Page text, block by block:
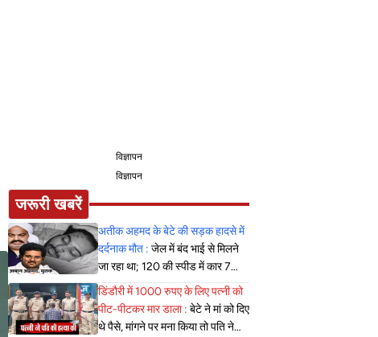
विज्ञापन
विज्ञापन
जरूरी खबरें
अतीक अहमद के बेटे की सड़क हादसे में
दर्दनाक मौत : जेल में बंद भाई से मिलने
जा रहा था; 120 की स्पीड में कार 7
फीट उछली, दम तोड़ने से पहले बोला-
मुझे बचा लो...
डिंडौरी में 1000 रुपए के लिए पत्नी को
पीट-पीटकर मार डाला : बेटे ने मां को दिए
थे पैसे, मांगने पर मना किया तो पति ने